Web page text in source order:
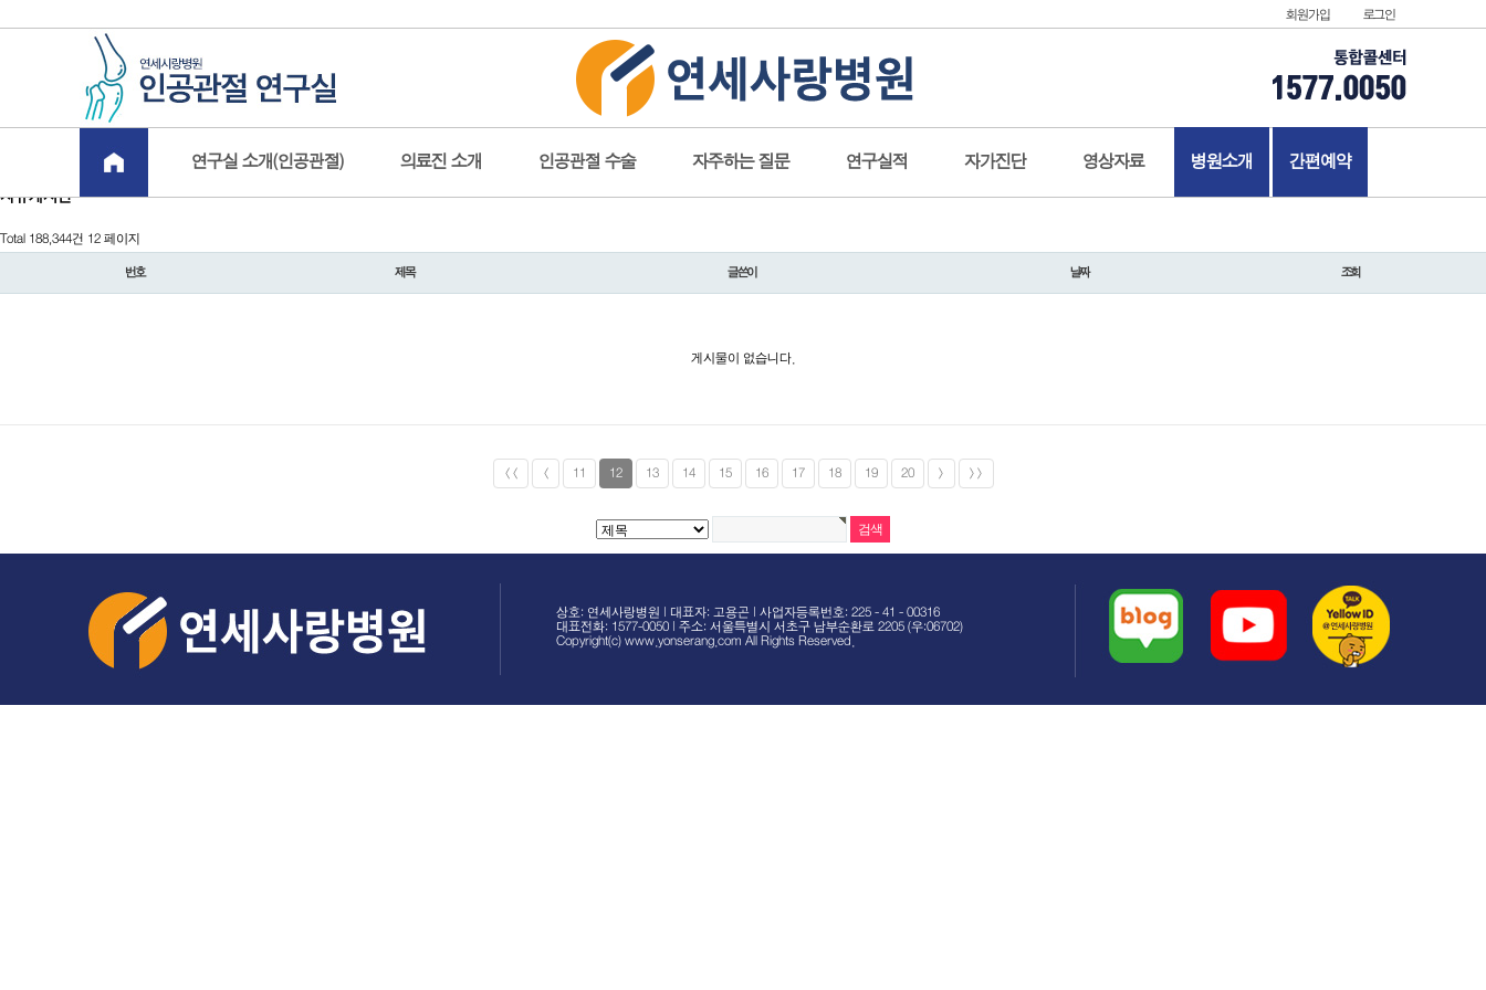
회원가입 로그인
연구실 소개(인공관절) 의료진 소개 인공관절 수술 자주하는 질문 연구실적 자가진단 영상자료 병원소개 간편예약
자유게시판
Total 188,344건 12 페이지
번호 제목 글쓴이 날짜 조회
게시물이 없습니다.
<< < 11 12 13 14 15 16 17 18 19 20 > >>
상호: 연세사랑병원 | 대표자: 고용곤 | 사업자등록번호: 225 - 41 - 00316
대표전화: 1577-0050 | 주소: 서울특별시 서초구 남부순환로 2205 (우:06702)
Copyright(c) www.yonserang.com All Rights Reserved.